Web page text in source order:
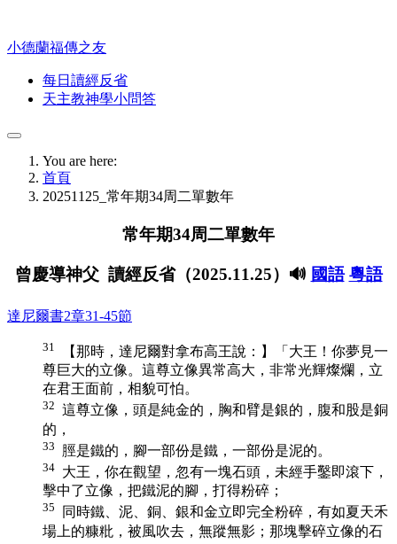
小德蘭福傳之友
每日讀經反省
天主教神學小問答
You are here:
首頁
20251125_常年期34周二單數年
常年期34周二單數年
曾慶導神父 讀經反省（2025.11.25）🔊 國語 粵語
達尼爾書2章31-45節
31
【那時，達尼爾對拿布高王說：】「大王！你夢見一
尊巨大的立像。這尊立像異常高大，非常光輝燦爛，立
在君王面前，相貌可怕。
32 這尊立像，頭是純金的，胸和臂是銀的，腹和股是銅
的，
33 脛是鐵的，腳一部份是鐵，一部份是泥的。
34 大王，你在觀望，忽有一塊石頭，未經手鑿即滾下，
擊中了立像，把鐵泥的腳，打得粉碎；
35
同時鐵、泥、銅、銀和金立即完全粉碎，有如夏天禾
場上的糠粃，被風吹去，無蹤無影；那塊擊碎立像的石